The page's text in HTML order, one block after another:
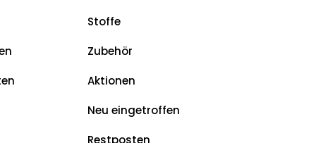
Stoffe
Zubehör
Aktionen
Neu eingetroffen
Restposten